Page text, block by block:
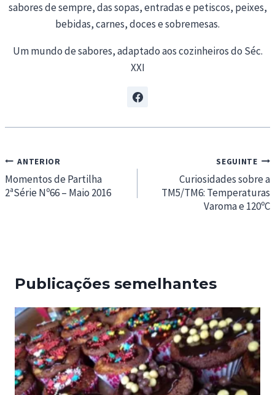
sabores de sempre, das sopas, entradas e petiscos, peixes,
bebidas, carnes, doces e sobremesas.
Um mundo de sabores, adaptado aos cozinheiros do Séc.
XXI
Navegação
de
artigos
ANTERIOR
Momentos de Partilha
2ªSérie Nº66 – Maio 2016
SEGUINTE
Curiosidades sobre a
TM5/TM6: Temperaturas
Varoma e 120ºC
Publicações semelhantes